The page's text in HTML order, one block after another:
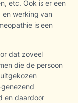
etc. Ook is er een
en werking van
is een
dat zoveel
die de persoon
en daardoor